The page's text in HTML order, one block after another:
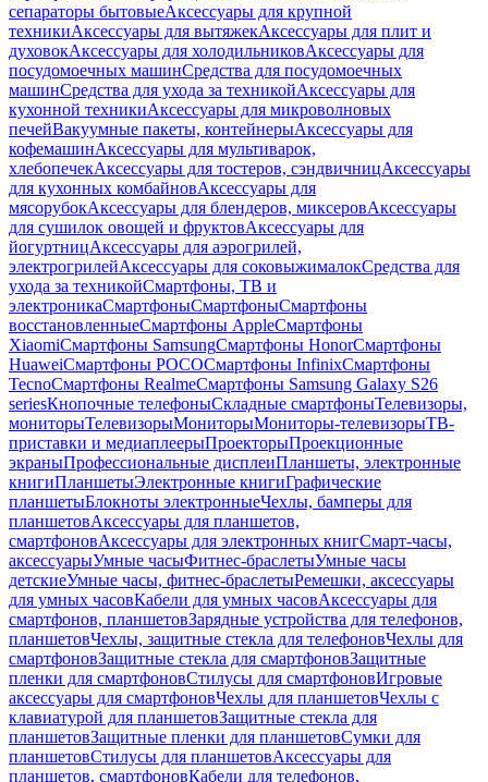
сепараторы бытовыеАксессуары для крупной
техникиАксессуары для вытяжекАксессуары для плит и
духовокАксессуары для холодильниковАксессуары для
посудомоечных машинСредства для посудомоечных
машинСредства для ухода за техникойАксессуары для
кухонной техникиАксессуары для микроволновых
печейВакуумные пакеты, контейнерыАксессуары для
кофемашинАксессуары для мультиварок,
хлебопечекАксессуары для тостеров, сэндвичницАксессуары
для кухонных комбайновАксессуары для
мясорубокАксессуары для блендеров, миксеровАксессуары
для сушилок овощей и фруктовАксессуары для
йогуртницАксессуары для аэрогрилей,
электрогрилейАксессуары для соковыжималокСредства для
ухода за техникойСмартфоны, ТВ и
электроникаСмартфоныСмартфоныСмартфоны
восстановленныеСмартфоны AppleСмартфоны
XiaomiСмартфоны SamsungСмартфоны HonorСмартфоны
HuaweiСмартфоны POCOСмартфоны InfinixСмартфоны
TecnoСмартфоны RealmeСмартфоны Samsung Galaxy S26
seriesКнопочные телефоныСкладные смартфоныТелевизоры,
мониторыТелевизорыМониторыМониторы-телевизорыТВ-
приставки и медиаплеерыПроекторыПроекционные
экраныПрофессиональные дисплеиПланшеты, электронные
книгиПланшетыЭлектронные книгиГрафические
планшетыБлокноты электронныеЧехлы, бамперы для
планшетовАксессуары для планшетов,
смартфоновАксессуары для электронных книгСмарт-часы,
аксессуарыУмные часыФитнес-браслетыУмные часы
детскиеУмные часы, фитнес-браслетыРемешки, аксессуары
для умных часовКабели для умных часовАксессуары для
смартфонов, планшетовЗарядные устройства для телефонов,
планшетовЧехлы, защитные стекла для телефоновЧехлы для
смартфоновЗащитные стекла для смартфоновЗащитные
пленки для смартфоновСтилусы для смартфоновИгровые
аксессуары для смартфоновЧехлы для планшетовЧехлы с
клавиатурой для планшетовЗащитные стекла для
планшетовЗащитные пленки для планшетовСумки для
планшетовСтилусы для планшетовАксессуары для
планшетов, смартфоновКабели для телефонов,